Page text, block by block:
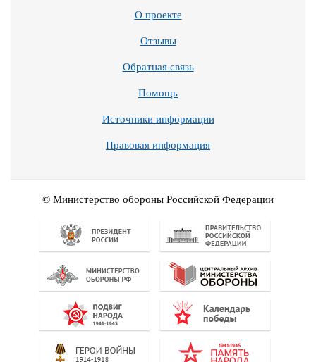
О проекте
Отзывы
Обратная связь
Помощь
Источники информации
Правовая информация
© Министерство обороны Российской Федерации